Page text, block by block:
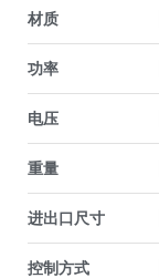
材质
功率
电压
重量
进出口尺寸
控制方式